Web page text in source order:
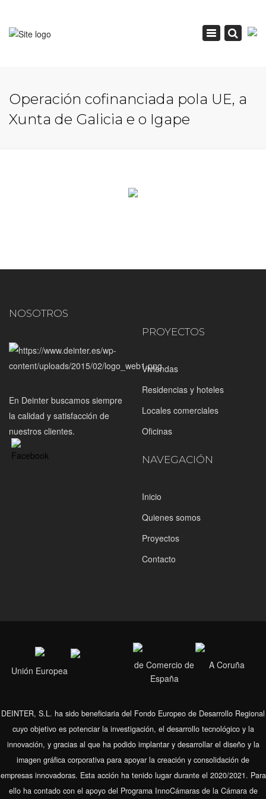
Toggle
Operación cofinanciada pola UE, a
Xunta de Galicia e o Igape
NOSOTROS
En Deinter buscamos siempre
la calidad y satisfacción de
nuestros clientes.
PROYECTOS
Viviendas
Residencias y hoteles
Locales comerciales
Oficinas
NAVEGACIÓN
Inicio
Quienes somos
Proyectos
Contacto
Unión Europea
de Comercio de
España
A Coruña
DEINTER, S.L. ha sido beneficiaria del Fondo Europeo de Desarrollo Regional
cuyo objetivo es potenciar la investigación, el desarrollo tecnológico y la
innovación, y gracias al que ha podido implantar y desarrollar el diseño y la
imagen gráfica corporativa para apoyar la creación y consolidación de
empresas innovadoras. Esta acción ha tenido lugar durante el 2020/2021. Para
ello ha contado con el apoyo del Programa InnoCámaras de la Cámara de